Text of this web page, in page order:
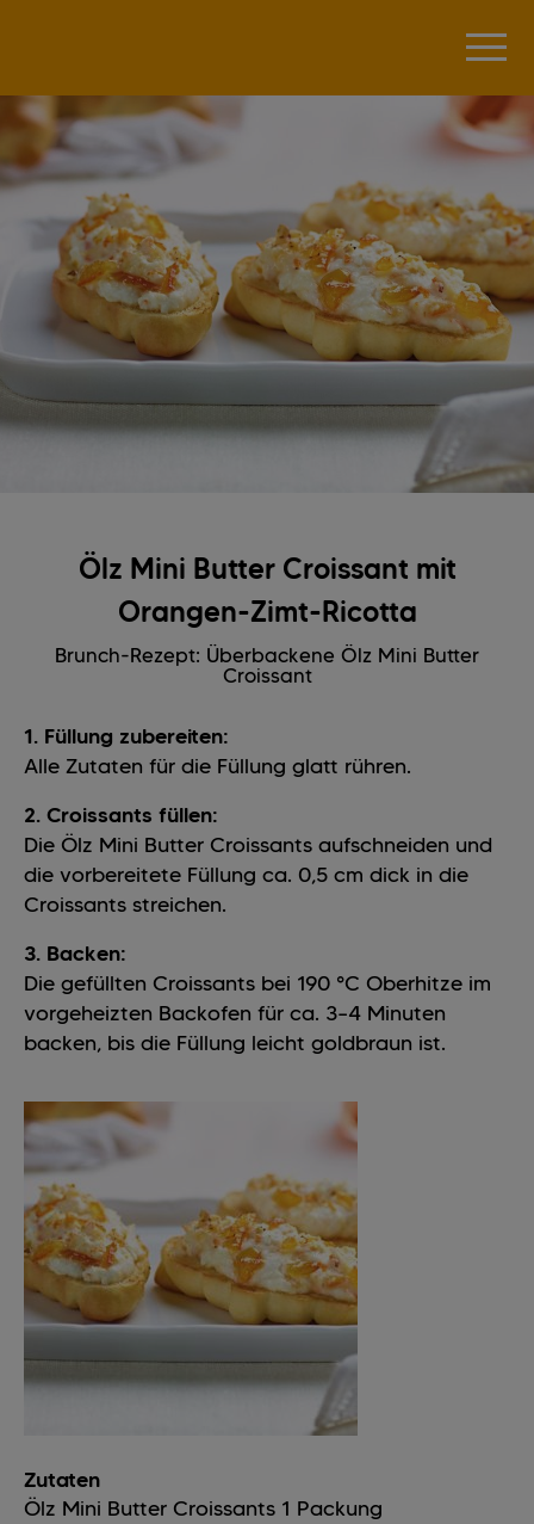
Ölz Mini Butter Croissant mit
Orangen-Zimt-Ricotta
Brunch-Rezept: Überbackene Ölz Mini Butter
Croissant
1. Füllung zubereiten:
Alle Zutaten für die Füllung glatt rühren.
2. Croissants füllen:
Die Ölz Mini Butter Croissants aufschneiden und
die vorbereitete Füllung ca. 0,5 cm dick in die
Croissants streichen.
3. Backen:
Die gefüllten Croissants bei 190 °C Oberhitze im
vorgeheizten Backofen für ca. 3–4 Minuten
backen, bis die Füllung leicht goldbraun ist.
Zutaten
Ölz Mini Butter Croissants 1 Packung